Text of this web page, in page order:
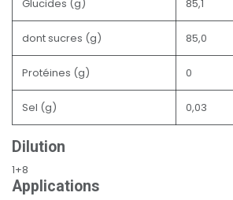
Glucides (g) 85,1
dont sucres (g) 85,0
Protéines (g) 0
Sel (g) 0,03
Dilution
1+8
Applications